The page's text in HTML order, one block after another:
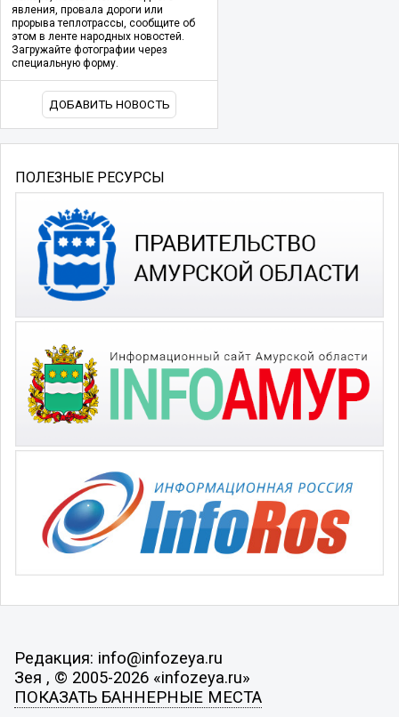
явления, провала дороги или
прорыва теплотрассы, сообщите об
этом в ленте народных новостей.
Загружайте фотографии через
специальную форму.
ДОБАВИТЬ НОВОСТЬ
ПОЛЕЗНЫЕ РЕСУРСЫ
Редакция: info@infozeya.ru
Зея , © 2005-2026 «infozeya.ru»
ПОКАЗАТЬ БАННЕРНЫЕ МЕСТА